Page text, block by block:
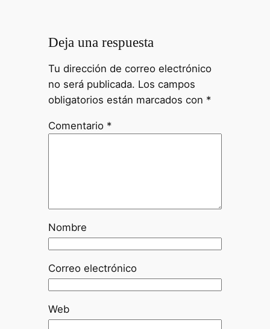
Deja una respuesta
Tu dirección de correo electrónico
no será publicada. Los campos
obligatorios están marcados con *
Comentario *
Nombre
Correo electrónico
Web